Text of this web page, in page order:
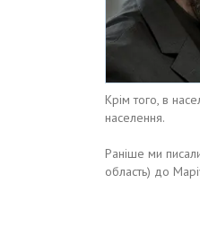
Крім того, в
населення.
Раніше ми
область) до